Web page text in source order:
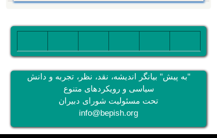
"به پیش" بیانگر اندیشه، نقد، نظر، تجربه و دانش
سیاسی و رویکردهای متنوع
تحت مسئولیت شورای دبیران
info@bepish.org